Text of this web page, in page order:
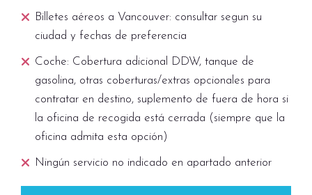
Billetes aéreos a Vancouver: consultar segun su
ciudad y fechas de preferencia
Coche: Cobertura adicional DDW, tanque de
gasolina, otras coberturas/extras opcionales para
contratar en destino, suplemento de fuera de hora si
la oficina de recogida está cerrada (siempre que la
oficina admita esta opción)
Ningún servicio no indicado en apartado anterior